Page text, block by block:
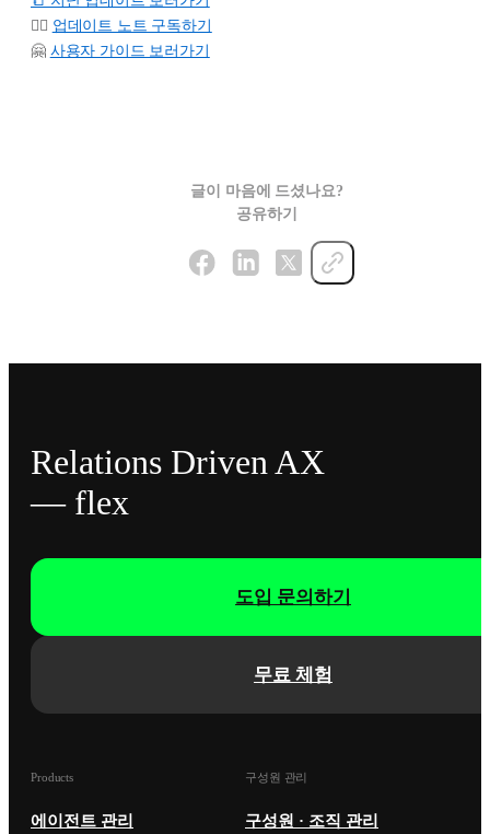
👉🏻 업데이트 노트 구독하기
🤗 사용자 가이드 보러가기
글이 마음에 드셨나요?
공유하기
Relations Driven AX
— flex
무료 체험
도입 문의하기
Products
에이전트 관리
구성원 관리
구성원 · 조직 관리